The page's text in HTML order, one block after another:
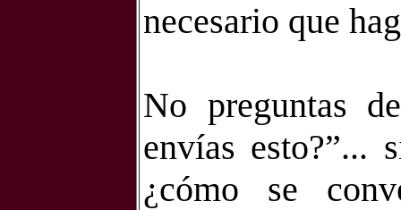
necesario que
No preguntas
envías esto?”...
¿cómo se